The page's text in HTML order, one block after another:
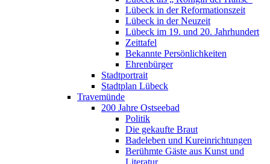
Lübeck in der Reformationszeit
Lübeck in der Neuzeit
Lübeck im 19. und 20. Jahrhundert
Zeittafel
Bekannte Persönlichkeiten
Ehrenbürger
Stadtportrait
Stadtplan Lübeck
Travemünde
200 Jahre Ostseebad
Politik
Die gekaufte Braut
Badeleben und Kureinrichtungen
Berühmte Gäste aus Kunst und
Literatur